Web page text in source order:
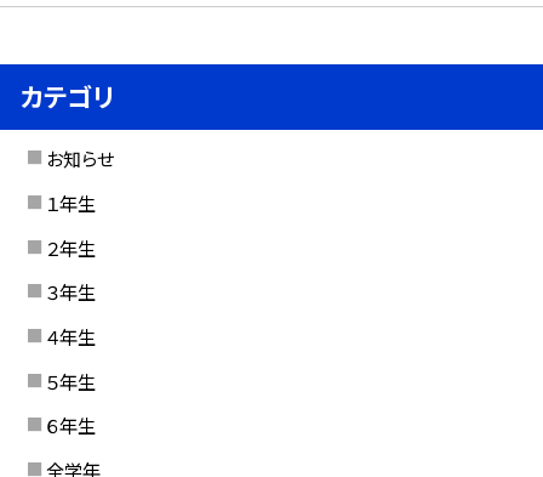
カテゴリ
お知らせ
１年生
２年生
３年生
４年生
５年生
６年生
全学年